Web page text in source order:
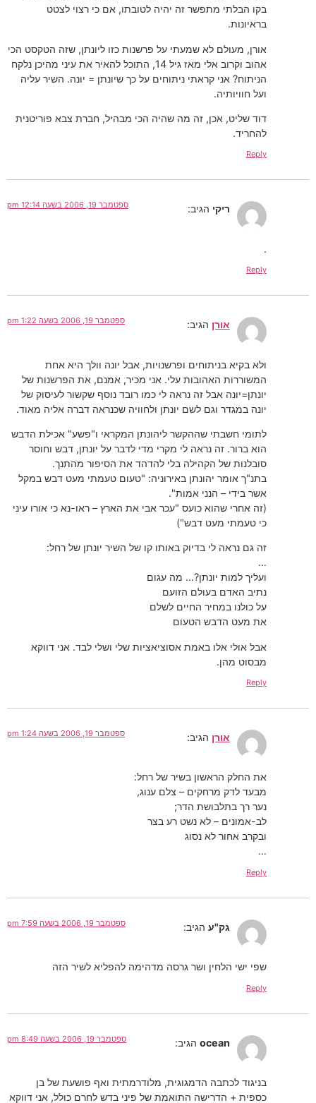
בקו הבלתי מתפשר זה יהיה לטובתו, אם כי רצוי לצטט
בראיונות.
אורן, מעולם לא שמעתי על פרשנות כזו ליונתן, שזה הטקסט הכי
אהוב וקרוב אלי מאז גיל 14, התוכל להאיר את עיני מהיכן נלקח
הניתוח? אני קראתי ניתוחים על כך שיונתן = יונה. השיר עליה
ועל חוויותיה.
דוד שליט, אכן, זה מה שהיה הכי מבהיל, חברת צבא פוריטנית
להחריד.
Reply
ריקי הגיב: ספטמבר 19, 2006 בשעה 12:14 pm
.
Reply
אורן הגיב: ספטמבר 19, 2006 בשעה 1:22 pm
ולא בקיא בניתוחים ופרשנויות, אבל יונה וולך היא אחת
המשוררות האהובות עלי. אני מכיר, אמנם, את הפרשנות של
יונתן=יונה אבל זה נראה לי כמו רובד נוסף שקשור לעיסוק של
יונה במגדר וגם לשם יונתן ולחוויה שכנראה דברה אליה מאוד.
לתומי חשבתי שההקשר ליהונתן המקראי ו"פשע" אכילת הדבש
הוא ברור. זה נראה לי מקרי מדי לדבר על יונתן, דבש וחוסר
סובלנות של הקהילה בלי להדהד את הסיפור מהתנך.
בתנ"ך אומר יהונתן באירוניה: "טעום טעמתי מעט דבש במקל
אשר בידי – הנני אמות".
(זה אחרי שהוא כועס "עכר אבי את הארץ – ראו-נא כי אורו עיני
כי טעמתי מעט דבש")
זה גם נראה לי בדיוק באותו קו של השיר יונתן של רחל:
…
ועליך למות יונתן?… מה עגום
נתיב האדם בעולם הזועם
על כולנו במחיר החיים לשלם
את מעט הדבש הטעום
אבל אולי אלו באמת אסוציאציות שלי ושלי לבד. אני דווקא
מבסוט מהן.
Reply
אורן הגיב: ספטמבר 19, 2006 בשעה 1:24 pm
את החלק הראשון בשיר של רחל:
מבעד לדק מרחקים – צלם ענוג,
נער רך בתלבושת הדר;
לב-אמונים – לא נשט רע בצר
ובקרב אחור לא נסוג
…
Reply
גק"ע הגיב: ספטמבר 19, 2006 בשעה 7:59 pm
שפי ישי הלחין ושר גרסה מדהימה להפליא לשיר הזה
Reply
ocean הגיב: ספטמבר 19, 2006 בשעה 8:49 pm
בניגוד לכתבה הדמגוגית, מלודרמתית ואף פושעת של בן
כספית + הדרישה התואמת של פיני בדש לחרם כולל, אני דווקא